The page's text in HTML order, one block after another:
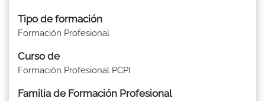
Tipo de formación
Formación Profesional
Curso de
Formación Profesional PCPI
Familia de Formación Profesional